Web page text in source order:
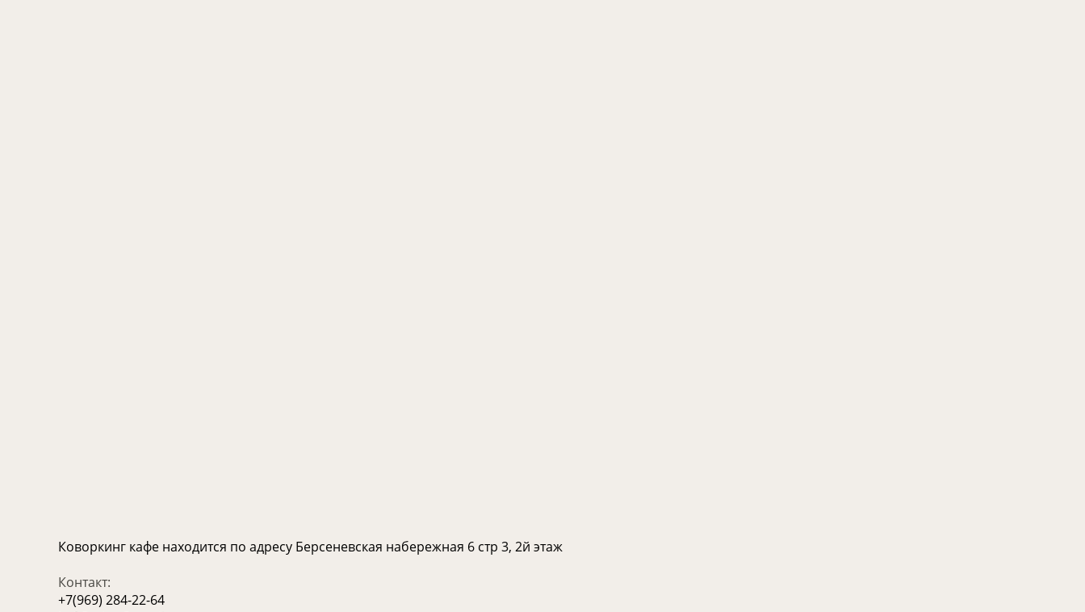
Коворкинг кафе находится по адресу Берсеневская набережная 6 стр 3, 2й этаж
Контакт:
+7(969) 284-22-64